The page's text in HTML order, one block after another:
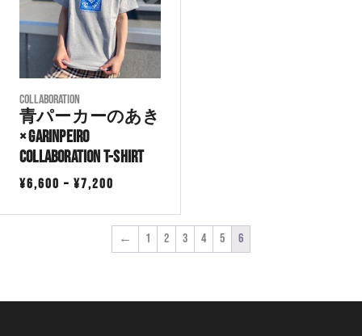
COLLABORATION
青パーカーのあき
× GarinPeiro
Collaboration T-Shirt
¥6,600 – ¥7,200
帯:
¥6,600
← 1 2 3 4 5 6